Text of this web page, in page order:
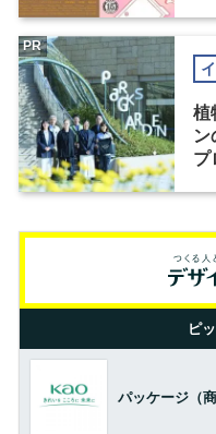
植
ン
プ
PR
ピ
パッケージ（